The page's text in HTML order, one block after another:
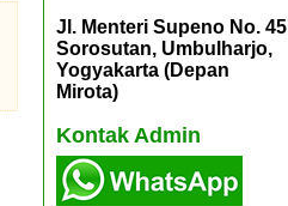
Jl. Menteri Supeno No. 45
Sorosutan, Umbulharjo,
Yogyakarta (Depan
Mirota)
Kontak Admin